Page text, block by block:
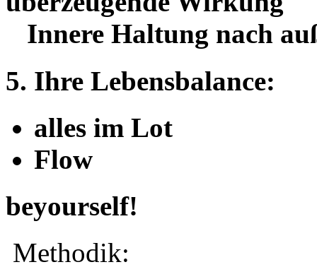
Innere Haltung nach
5. Ihre Lebensbalance:
alles im Lot
Flow
beyourself!
Methodik: